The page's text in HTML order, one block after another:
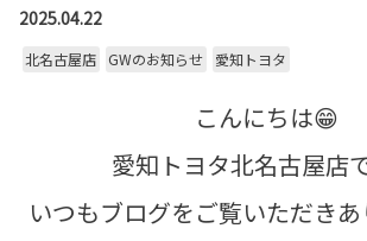
2025.04.22
北名古屋店 GWのお知らせ 愛知トヨタ
こんにちは😁
愛知トヨタ北名古屋店
いつもブログをご覧いただき